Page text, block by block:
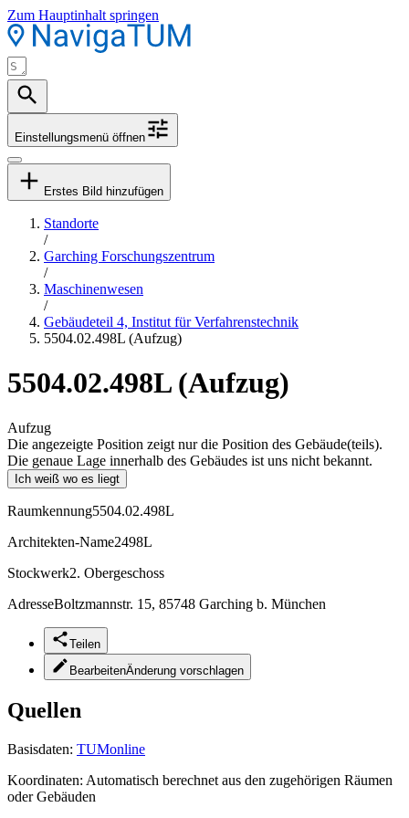
Zum Hauptinhalt springen
Einstellungsmenü öffnen
Erstes Bild hinzufügen
Standorte
/
Garching Forschungszentrum
/
Maschinenwesen
/
Gebäudeteil 4, Institut für Verfahrenstechnik
5504.02.498L (Aufzug)
5504.02.498L (Aufzug)
Aufzug
Die angezeigte Position zeigt nur die Position des Gebäude(teils).
Die genaue Lage innerhalb des Gebäudes ist uns nicht bekannt.
Ich weiß wo es liegt
Raumkennung5504.02.498L
Architekten-Name2498L
Stockwerk2. Obergeschoss
AdresseBoltzmannstr. 15, 85748 Garching b. München
Teilen
BearbeitenÄnderung vorschlagen
Quellen
Basisdaten: TUMonline
Koordinaten: Automatisch berechnet aus den zugehörigen Räumen
oder Gebäuden